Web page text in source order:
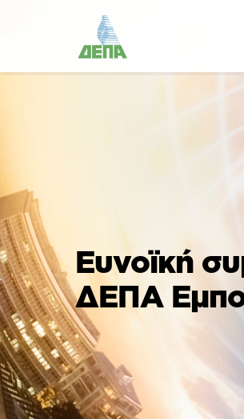
Ευνοϊκή
ΔΕΠΑ